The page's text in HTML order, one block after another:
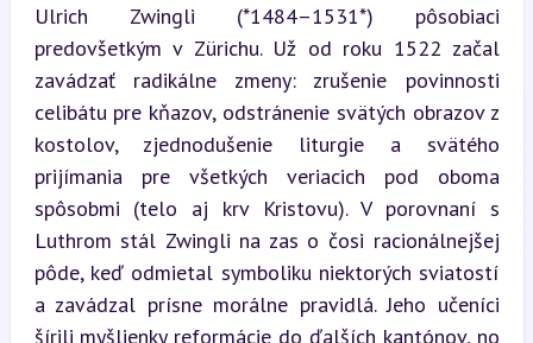
Ulrich Zwingli (*1484–1531*) pôsobiaci
predovšetkým v Zürichu. Už od roku 1522 začal
zavádzať radikálne zmeny: zrušenie povinnosti
celibátu pre kňazov, odstránenie svätých obrazov z
kostolov, zjednodušenie liturgie a svätého
prijímania pre všetkých veriacich pod oboma
spôsobmi (telo aj krv Kristovu). V porovnaní s
Luthrom stál Zwingli na zas o čosi racionálnejšej
pôde, keď odmietal symboliku niektorých sviatostí
a zavádzal prísne morálne pravidlá. Jeho učeníci
šírili myšlienky reformácie do ďalších kantónov, no